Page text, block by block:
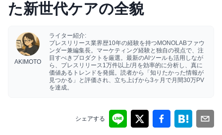
た新世代ケアの全貌
AKIMOTO
ライター紹介:
プレスリリース業界歴10年の経験を持つMONOLABファウ
ンダー兼編集長。マーケティング経験と独自の視点で、注
目すべきプロダクトを厳選。最新のAIツールも活用しなが
ら、プレスリリース1万件以上/月を効率的に分析し、真に
価値あるトレンドを発掘。読者から「知りたかった情報が
見つかる」と評価され、立ち上げから3ヶ月で月間30万PV
を達成。
シェアする